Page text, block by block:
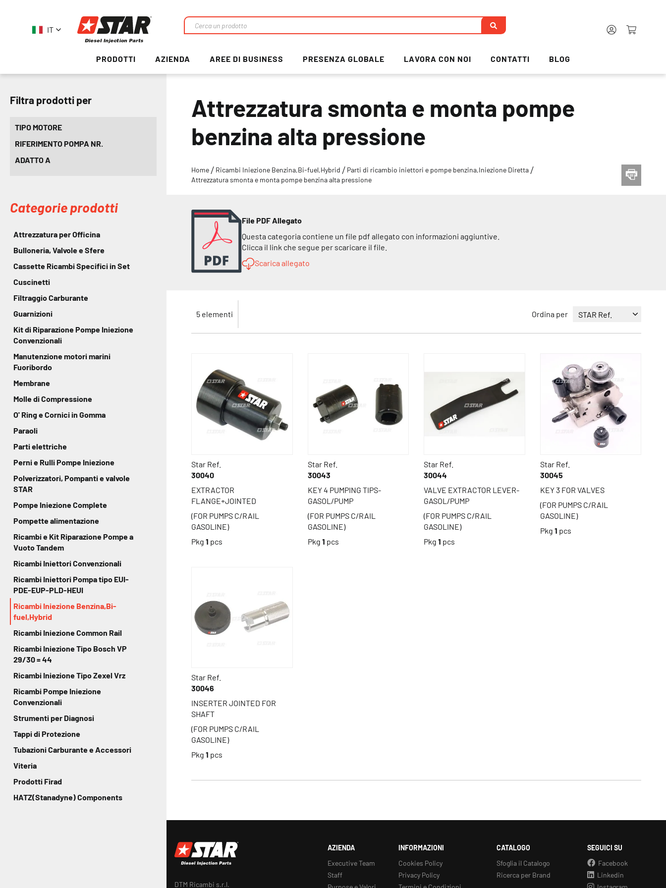
IT
Ricerca
PRODOTTI AZIENDA AREE DI BUSINESS PRESENZA GLOBALE LAVORA CON NOI CONTATTI BLOG
Attrezzatura smonta e monta pompe
benzina alta pressione
Home Ricambi Iniezione Benzina,Bi-fuel,Hybrid
Parti di ricambio iniettori e pompe benzina,Iniezione Diretta
Attrezzatura smonta e monta pompe benzina alta pressione
File PDF Allegato
Questa categoria contiene un file pdf allegato con informazioni aggiuntive.
Clicca il link che segue per scaricare il file.
Scarica allegato
5 elementi Ordina per
Star Ref.
30040
EXTRACTOR
FLANGE+JOINTED
(FOR PUMPS C/RAIL
GASOLINE)
Pkg 1 pcs
Star Ref.
30043
KEY 4 PUMPING TIPS-
GASOL/PUMP
(FOR PUMPS C/RAIL
GASOLINE)
Pkg 1 pcs
Star Ref.
30044
VALVE EXTRACTOR LEVER-
GASOL/PUMP
(FOR PUMPS C/RAIL
GASOLINE)
Pkg 1 pcs
Star Ref.
30045
KEY 3 FOR VALVES
(FOR PUMPS C/RAIL
GASOLINE)
Pkg 1 pcs
Star Ref.
30046
INSERTER JOINTED FOR
SHAFT
(FOR PUMPS C/RAIL
GASOLINE)
Pkg 1 pcs
Filtra prodotti per
TIPO MOTORE
RIFERIMENTO POMPA NR.
ADATTO A
Categorie prodotti
Attrezzatura per Officina
Bulloneria, Valvole e Sfere
Cassette Ricambi Specifici in Set
Cuscinetti
Filtraggio Carburante
Guarnizioni
Kit di Riparazione Pompe Iniezione
Convenzionali
Manutenzione motori marini
Fuoribordo
Membrane
Molle di Compressione
O' Ring e Cornici in Gomma
Paraoli
Parti elettriche
Perni e Rulli Pompe Iniezione
Polverizzatori, Pompanti e valvole
STAR
Pompe Iniezione Complete
Pompette alimentazione
Ricambi e Kit Riparazione Pompe a
Vuoto Tandem
Ricambi Iniettori Convenzionali
Ricambi Iniettori Pompa tipo EUI-
PDE-EUP-PLD-HEUI
Ricambi Iniezione Benzina,Bi-
fuel,Hybrid
Ricambi Iniezione Common Rail
Ricambi Iniezione Tipo Bosch VP
29/30 = 44
Ricambi Iniezione Tipo Zexel Vrz
Ricambi Pompe Iniezione
Convenzionali
Strumenti per Diagnosi
Tappi di Protezione
Tubazioni Carburante e Accessori
Viteria
Prodotti Firad
HATZ(Stanadyne) Components
DTM Ricambi s.r.l.
AZIENDA
Executive Team
Staff
INFORMAZIONI
Cookies Policy
Privacy Policy
CATALOGO
Sfoglia il Catalogo
Ricerca per Brand
SEGUICI SU
Facebook
Linkedin